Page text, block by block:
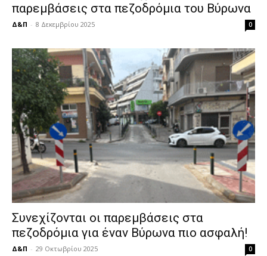
παρεμβάσεις στα πεζοδρόμια του Βύρωνα
Δ&Π - 8 Δεκεμβρίου 2025 0
Συνεχίζονται οι παρεμβάσεις στα
πεζοδρόμια για έναν Βύρωνα πιο ασφαλή!
Δ&Π - 29 Οκτωβρίου 2025 0